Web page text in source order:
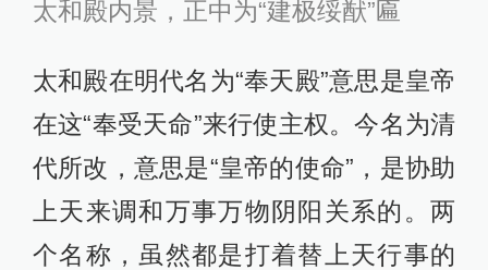
太和殿内景，正中为“建极绥猷”匾
太和殿在明代名为“奉天殿”意思是皇帝
在这“奉受天命”来行使主权。今名为清
代所改，意思是“皇帝的使命”，是协助
上天来调和万事万物阴阳关系的。两
个名称，虽然都是打着替上天行事的